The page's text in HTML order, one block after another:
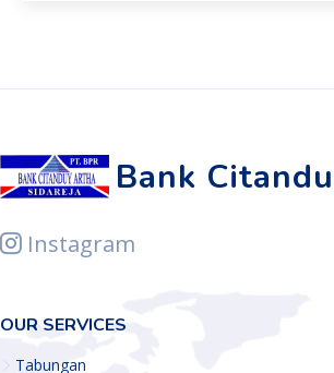
Bank
Instagram
OUR SERVICES
Tabungan